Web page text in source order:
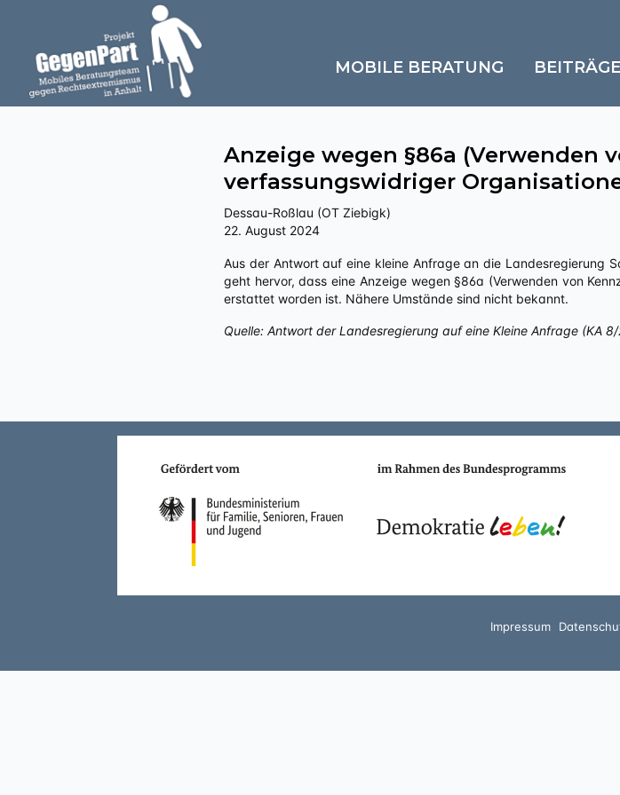
MOBILE BERATUNG BEITRÄGE
Anzeige wegen §86a (Verwenden
verfassungswidriger
Dessau-Roßlau (OT Ziebigk)
22. August 2024
Aus der Antwort auf eine kleine Anfrage an die Landesregierung Sachsen-Anhalts zu „Politisch motivierte Kriminalität – rechts“
geht hervor, dass eine Anzeige wegen §86a (Verwenden von
erstattet worden ist. Nähere Umstände sind nicht bekannt.
Quelle: Antwort der Landesregierung auf eine Kleine Anfrage (KA
Impressum